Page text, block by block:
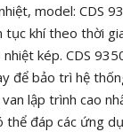
model: CDS
tục khí theo thời
kép. CDS
để bảo trì hệ
van lập trình cao
thể đáp các ứng